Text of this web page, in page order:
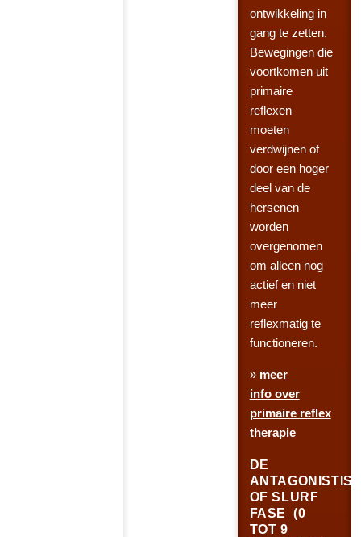
ontwikkeling in
gang te zetten.
Bewegingen die
voortkomen uit
primaire
reflexen
moeten
verdwijnen of
door een hoger
deel van de
hersenen
worden
overgenomen
om alleen nog
actief en niet
meer
reflexmatig te
functioneren.
» meer
info over
primaire reflex
therapie
DE
OF SLURF
FASE (0
TOT 9